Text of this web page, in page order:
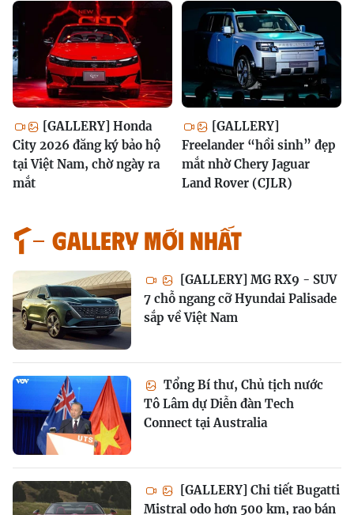
[GALLERY] Honda
City 2026 đăng ký bảo hộ
tại Việt Nam, chờ ngày ra
mắt
[GALLERY]
Freelander “hồi sinh” đẹp
mắt nhờ Chery Jaguar
Land Rover (CJLR)
GALLERY MỚI NHẤT
[GALLERY] MG RX9 - SUV
7 chỗ ngang cỡ Hyundai Palisade
sắp về Việt Nam
Tổng Bí thư, Chủ tịch nước
Tô Lâm dự Diễn đàn Tech
Connect tại Australia
[GALLERY] Chi tiết Bugatti
Mistral odo hơn 500 km, rao bán